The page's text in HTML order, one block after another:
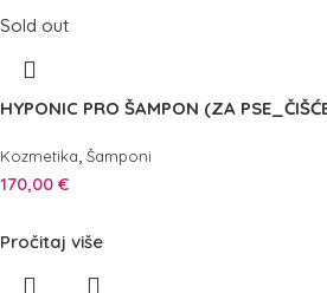
Sold out
HYPONIC PRO ŠAMPON (ZA
Kozmetika Šamponi
170,00 €
Pročitaj više